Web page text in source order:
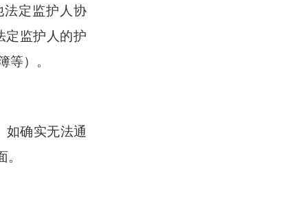
法定监护人协
定监护人的护
等）。
如确实无法通